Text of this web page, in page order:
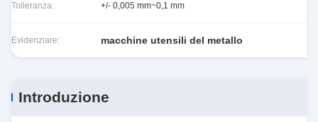
Tolleranza: +/- 0,005 mm~0,1 mm
Evidenziare: macchine utensili del metallo
Introduzione